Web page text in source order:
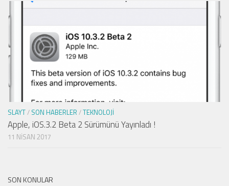
SLAYT/ SON HABERLER /TEKNOLOJI
Apple, iOS.3.2 Beta 2 Sürümünü Yayınladı !
11 NISAN 2017
SON KONULAR